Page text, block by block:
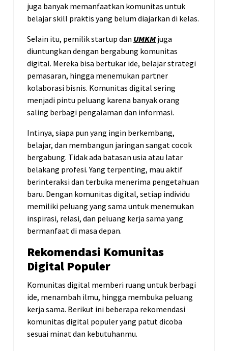
juga banyak memanfaatkan komunitas untuk
belajar skill praktis yang belum diajarkan di kelas.
Selain itu, pemilik startup dan UMKM juga
diuntungkan dengan bergabung komunitas
digital. Mereka bisa bertukar ide, belajar strategi
pemasaran, hingga menemukan partner
kolaborasi bisnis. Komunitas digital sering
menjadi pintu peluang karena banyak orang
saling berbagi pengalaman dan informasi.
Intinya, siapa pun yang ingin berkembang,
belajar, dan membangun jaringan sangat cocok
bergabung. Tidak ada batasan usia atau latar
belakang profesi. Yang terpenting, mau aktif
berinteraksi dan terbuka menerima pengetahuan
baru. Dengan komunitas digital, setiap individu
memiliki peluang yang sama untuk menemukan
inspirasi, relasi, dan peluang kerja sama yang
bermanfaat di masa depan.
Rekomendasi Komunitas
Digital Populer
Komunitas digital memberi ruang untuk berbagi
ide, menambah ilmu, hingga membuka peluang
kerja sama. Berikut ini beberapa rekomendasi
komunitas digital populer yang patut dicoba
sesuai minat dan kebutuhanmu.